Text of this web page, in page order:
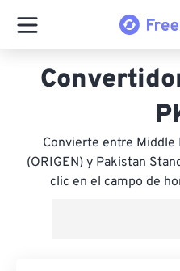
Convierte entre Middle
(ORIGEN) y Pakistan
clic en el campo de